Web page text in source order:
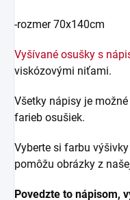
-rozmer 70x140cm
Vyšívané osušky s
viskózovými niťami.
Všetky nápisy je
farieb osušiek.
Vyberte si farbu
pomôžu obrázky z
Povedzte to nápisom,